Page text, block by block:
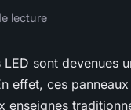
lecture
LED sont
effet, ces
enseignes